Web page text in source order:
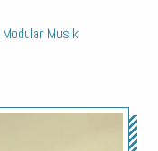
Modular Musik
Audio-
Player